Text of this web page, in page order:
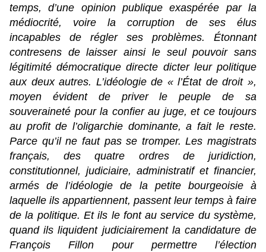
temps, d’une opinion publique exaspérée par la
médiocrité, voire la corruption de ses élus
incapables de régler ses problèmes. Étonnant
contresens de laisser ainsi le seul pouvoir sans
légitimité démocratique directe dicter leur politique
aux deux autres. L’idéologie de « l’État de droit »,
moyen évident de priver le peuple de sa
souveraineté pour la confier au juge, et ce toujours
au profit de l’oligarchie dominante, a fait le reste.
Parce qu’il ne faut pas se tromper. Les magistrats
français, des quatre ordres de juridiction,
constitutionnel, judiciaire, administratif et financier,
armés de l’idéologie de la petite bourgeoisie à
laquelle ils appartiennent, passent leur temps à faire
de la politique. Et ils le font au service du système,
quand ils liquident judiciairement la candidature de
François Fillon pour permettre l’élection